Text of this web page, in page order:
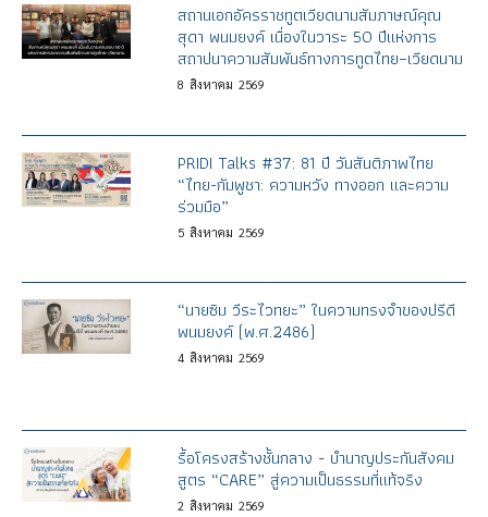
สถานเอกอัครราชทูตเวียดนามสัมภาษณ์คุณ
สุดา พนมยงค์ เนื่องในวาระ 50 ปีแห่งการ
สถาปนาความสัมพันธ์ทางการทูตไทย–เวียดนาม
8 สิงหาคม 2569
PRIDI Talks #37: 81 ปี วันสันติภาพไทย
“ไทย-กัมพูชา: ความหวัง ทางออก และความ
ร่วมมือ”
5 สิงหาคม 2569
“นายซิม วีระไวทยะ” ในความทรงจำของปรีดี
พนมยงค์ (พ.ศ.2486)
4 สิงหาคม 2569
รื้อโครงสร้างชั้นกลาง - บำนาญประกันสังคม
สูตร “CARE” สู่ความเป็นธรรมที่แท้จริง
2 สิงหาคม 2569